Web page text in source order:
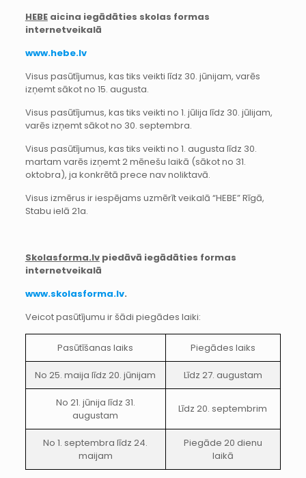
HEBEaicina iegādāties skolas formas
internetveikalā
www.hebe.lv
Visus pasūtījumus, kas tiks veikti līdz 30. jūnijam, varēs
izņemt sākot no 15. augusta.
Visus pasūtījumus, kas tiks veikti no 1. jūlija līdz 30. jūlijam,
varēs izņemt sākot no 30. septembra.
Visus pasūtījumus, kas tiks veikti no 1. augusta līdz 30.
martam varēs izņemt 2 mēnešu laikā (sākot no 31.
oktobra), ja konkrētā prece nav noliktavā.
Visus izmērus ir iespējams uzmērīt veikalā “HEBE” Rīgā,
Stabu ielā 21a.
Skolasforma.lvpiedāvā iegādāties formas
internetveikalā
www.skolasforma.lv.
Veicot pasūtījumu ir šādi piegādes laiki:
Pasūtīšanas laiks Piegādes laiks
No 25. maija līdz 20. jūnijam Līdz 27. augustam
No 21. jūnija līdz 31.
augustam
Līdz 20. septembrim
No 1. septembra līdz 24.
maijam
Piegāde 20 dienu
laikā